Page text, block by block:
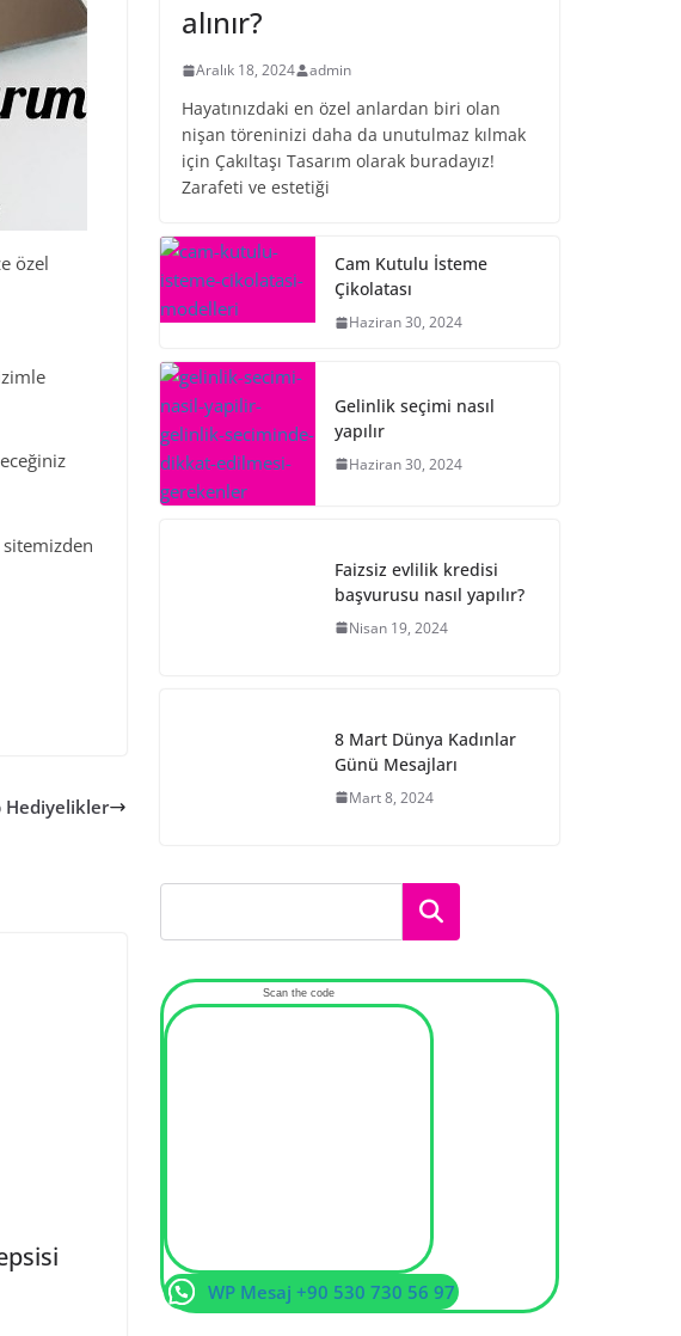
özel
sitemizden
Hediyelikler
alınır?
Aralık 18, 2024 admin
Hayatınızdaki en özel anlardan biri olan
nişan töreninizi daha da unutulmaz kılmak
için Çakıltaşı Tasarım olarak buradayız!
Zarafeti ve estetiği
Cam Kutulu İsteme
Çikolatası
Haziran 30, 2024
Gelinlik seçimi nasıl
yapılır
Haziran 30, 2024
Faizsiz evlilik kredisi
başvurusu nasıl yapılır?
Nisan 19, 2024
8 Mart Dünya Kadınlar
Günü Mesajları
Mart 8, 2024
Ara
Scan the code
WP Mesaj +90 530 730 56 97